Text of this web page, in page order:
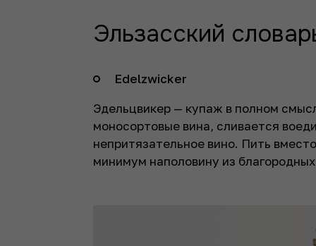
Эльзасский
Edelzwicker
Эдельцвикер — купаж в полном
моносортовые вина, сливается
непритязательное вино. Пить
минимум наполовину из